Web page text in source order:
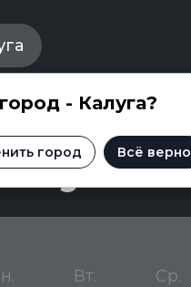
- Калуга?
город Всё верно
Вт. Ср.